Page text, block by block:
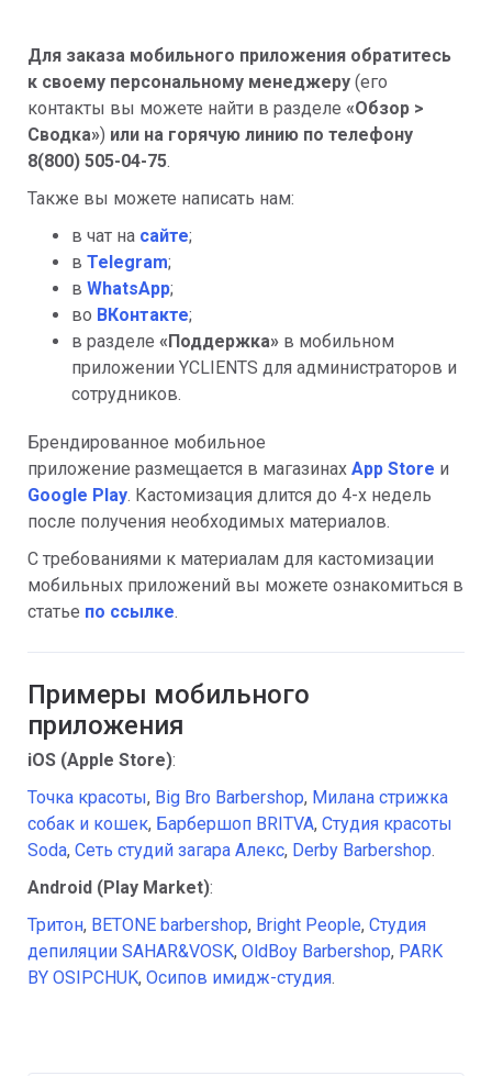
Для заказа мобильного приложения обратитесь
к своему персональному менеджеру (его
контакты вы можете найти в разделе «Обзор >
Сводка») или на горячую линию по телефону
8(800) 505-04-75.
Также вы можете написать нам:
в чат на сайте;
в Telegram;
в WhatsApp;
во ВКонтакте;
в разделе «Поддержка» в мобильном
приложении YCLIENTS для администраторов и
сотрудников.
Брендированное мобильное
приложение размещается в магазинах App Store и
Google Play. Кастомизация длится до 4-х недель
после получения необходимых материалов.
С требованиями к материалам для кастомизации
мобильных приложений вы можете ознакомиться в
статье по ссылке.
Примеры мобильного
приложения
iOS (Apple Store):
Точка красоты, Big Bro Barbershop, Милана стрижка
собак и кошек, Барбершоп BRITVA, Студия красоты
Soda, Сеть студий загара Алекс, Derby Barbershop.
Android (Play Market):
Тритон, BETONE barbershop, Bright People, Студия
депиляции SAHAR&VOSK, OldBoy Barbershop, PARK
BY OSIPCHUK, Осипов имидж-студия.